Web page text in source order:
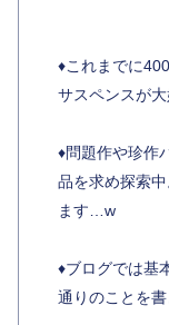
♦︎これまでに
サスペンスが大
♦︎問題作や珍作
品を求め探索
ます…w
♦︎ブログでは基
通りのことを